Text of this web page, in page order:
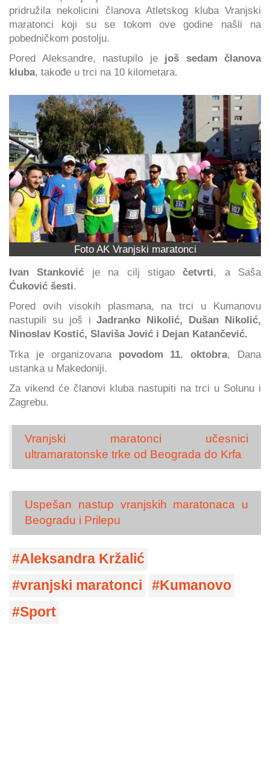
pridružila nekolicini članova Atletskog kluba Vranjski
maratonci koji su se tokom ove godine našli na
pobedničkom postolju.
Pored Aleksandre, nastupilo je još sedam članova
kluba, takođe u trci na 10 kilometara.
Foto AK Vranjski maratonci
Ivan Stanković je na cilj stigaočetvrti, a Saša
Ćuković šesti.
Pored ovih visokih plasmana, na trci u Kumanovu
nastupili su još iJadranko Nikolić, Dušan Nikolić,
Ninoslav Kostić, Slaviša Jović i Dejan Katančević.
Trka je organizovana povodom 11. oktobra, Dana
ustanka u Makedoniji.
Za vikend će članovi kluba nastupiti na trci u Solunu i
Zagrebu.
Vranjski maratonci učesnici
ultramaratonske trke od Beograda do Krfa
Uspešan nastup vranjskih maratonaca u
Beogradu i Prilepu
Aleksandra Kržalić
vranjski maratonci
Kumanovo
Sport